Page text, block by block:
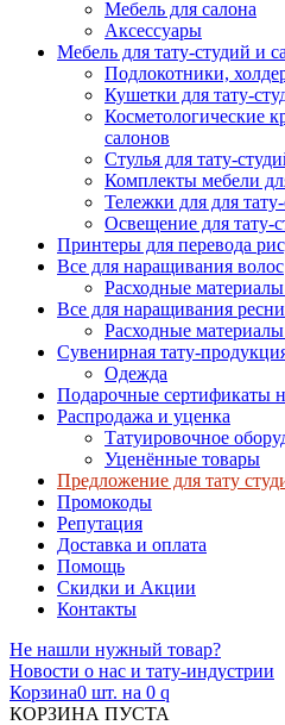
Мебель для салона
Аксессуары
Мебель для тату-студий и
Подлокотники,
Кушетки для тату-
Косметологические
салонов
Стулья для тату-
Комплекты мебели
Тележки для для
Освещение для тату-
Принтеры для перевода
Все для наращивания волос
Расходные
Все для наращивания
Расходные
Сувенирная тату-
Одежда
Подарочные сертификаты
Распродажа и уценка
Татуировочное
Уценённые товары
Предложение для тату
Промокоды
Репутация
Доставка и оплата
Помощь
Скидки и Акции
Контакты
Не нашли нужный товар?
Новости о нас и тату-индустрии
Корзина0 шт. на 0 q
КОРЗИНА ПУСТА